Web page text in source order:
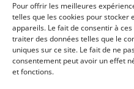
Pour offrir les meilleures
telles que les cookies pour
appareils. Le fait de consentir à
traiter des données telles que le
uniques sur ce site. Le fait de ne
consentement peut avoir un effet
et fonctions.
R
e
c